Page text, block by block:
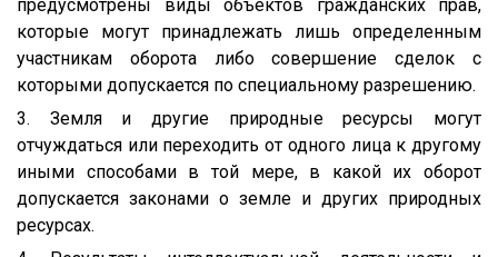
предусмотрены виды объектов гражданских прав,
которые могут принадлежать лишь определенным
участникам оборота либо совершение сделок с
которыми допускается по специальному разрешению.
3. Земля и другие природные ресурсы могут
отчуждаться или переходить от одного лица к другому
иными способами в той мере, в какой их оборот
допускается законами о земле и других природных
ресурсах.